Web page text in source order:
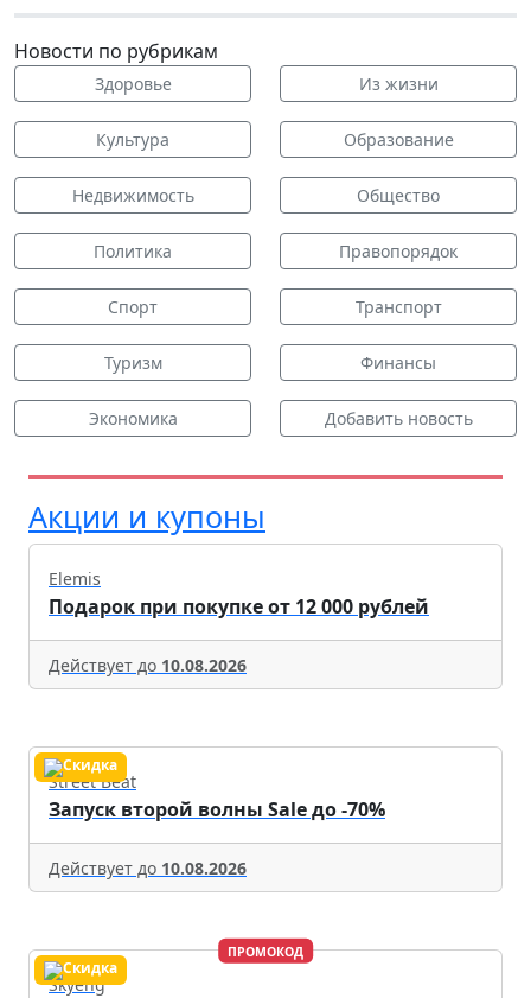
Новости по рубрикам
Здоровье Из жизни
Культура Образование
Недвижимость Общество
Политика Правопорядок
Спорт Транспорт
Туризм Финансы
Экономика Добавить новость
Акции и купоны
Elemis
Подарок при покупке от 12 000 рублей
Действует до 10.08.2026
Street Beat
Запуск второй волны Sale до -70%
Действует до 10.08.2026
ПРОМОКОД
Skyeng